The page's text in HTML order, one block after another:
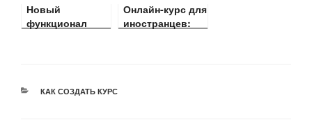
Новый
функционал
Онлайн-курс для
иностранцев:
РУБРИКИ
КАК СОЗДАТЬ КУРС